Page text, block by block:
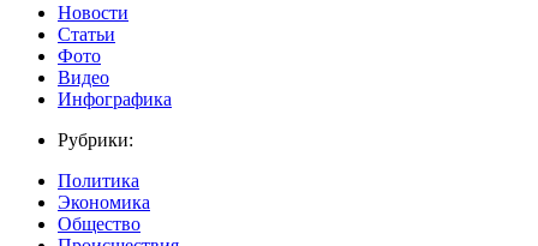
Новости
Статьи
Фото
Видео
Инфографика
Рубрики:
Политика
Экономика
Общество